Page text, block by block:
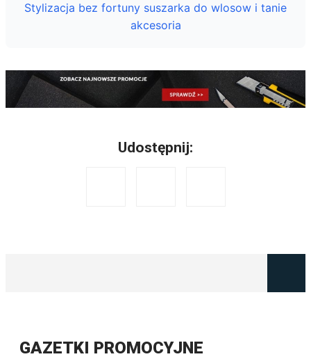
Stylizacja bez fortuny suszarka do wlosow i tanie
akcesoria
Udostępnij:
GAZETKI PROMOCYJNE